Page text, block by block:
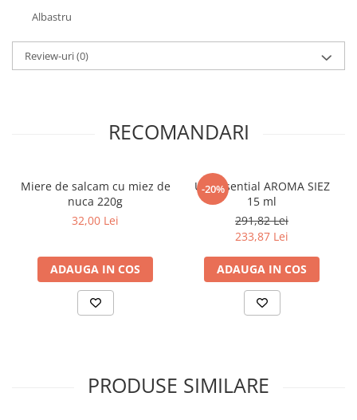
Albastru
Review-uri(0)
RECOMANDARI
Miere de salcam cu miez de
nuca 220g
32,00 Lei
ADAUGA IN COS
-20%
Ulei Esential AROMA SIEZ
15 ml
291,82 Lei
233,87 Lei
ADAUGA IN COS
PRODUSE SIMILARE